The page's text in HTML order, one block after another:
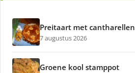
Preitaart met cantharellen
7 augustus 2026
Groene kool stamppot